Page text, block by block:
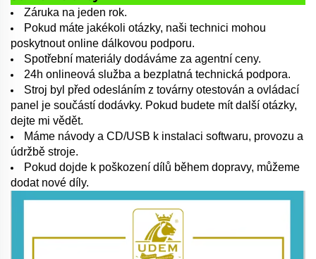
Záruka na jeden rok.
Pokud máte jakékoli otázky, naši technici mohou
poskytnout online dálkovou podporu.
Spotřební materiály dodáváme za agentní ceny.
24h onlineová služba a bezplatná technická podpora.
Stroj byl před odesláním z továrny otestován a ovládací
panel je součástí dodávky. Pokud budete mít další otázky,
dejte mi vědět.
Máme návody a CD/USB k instalaci softwaru, provozu a
údržbě stroje.
Pokud dojde k poškození dílů během dopravy, můžeme
dodat nové díly.